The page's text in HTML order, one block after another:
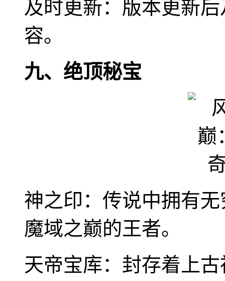
及时更新：版本更新
容。
九、绝顶秘宝
神之印：传说中拥有
魔域之巅的王者。
天帝宝库：封存着上